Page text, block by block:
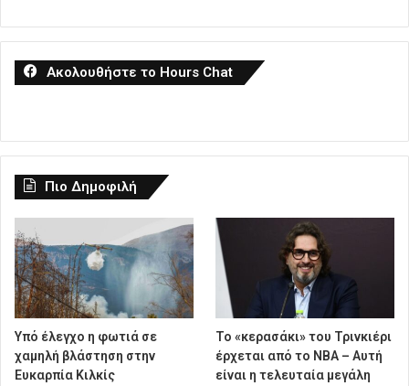
Ακολουθήστε το Hours Chat
Πιο Δημοφιλή
Υπό έλεγχο η φωτιά σε
χαμηλή βλάστηση στην
Ευκαρπία Κιλκίς
Το «κερασάκι» του Τρινκιέρι
έρχεται από το NBA – Αυτή
είναι η τελευταία μεγάλη